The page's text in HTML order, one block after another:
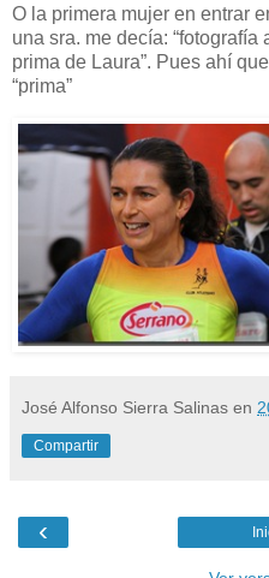
O la primera mujer en entrar
una sra. me decía:
prima de Laura”. Pues ahí
“prima”
José Alfonso Sierra Salinas en
Compartir
‹